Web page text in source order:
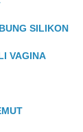
SILIKON
VAGINA